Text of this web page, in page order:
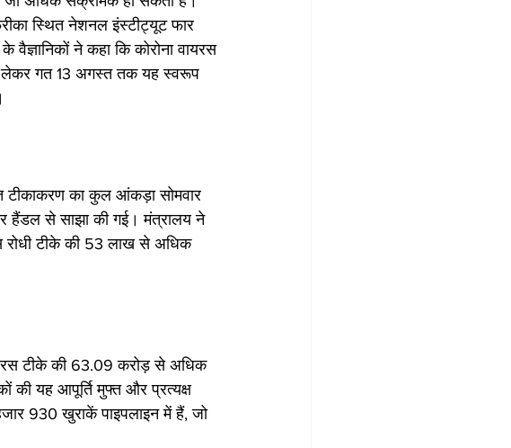
स्थित नेशनल इंस्टीट्यूट फार
ने कहा कि कोरोना वायरस
लेकर गत 13 अगस्त तक यह स्वरूप
टीकाकरण का कुल आंकड़ा सोमवार
हैंडल से साझा की गई। मंत्रालय ने
रोधी टीके की 53 लाख से अधिक
टीके की 63.09 करोड़ से अधिक
की यह आपूर्ति मुफ्त और प्रत्यक्ष
930 खुराकें पाइपलाइन में हैं, जो